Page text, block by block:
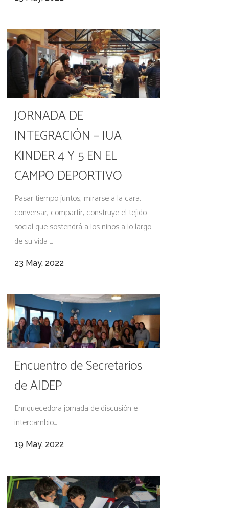
JORNADA DE
INTEGRACIÓN – IUA
KINDER 4 Y 5 EN EL
CAMPO DEPORTIVO
Pasar tiempo juntos, mirarse a la cara,
conversar, compartir, construye el tejido
social que sostendrá a los niños a lo largo
de su vida ...
23 May, 2022
Encuentro de Secretarios
de AIDEP
Enriquecedora jornada de discusión e
intercambio...
19 May, 2022